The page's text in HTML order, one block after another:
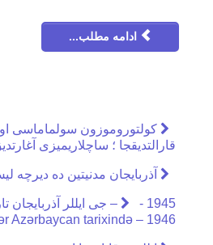
ادامه مطلب...
کولتوروموزون سولماماسی
قارالتدیقجا ؛ ساچلاریمیزی
آذربایجان مدنیتین ده دیرچه
1946 – cı illər Azərbaycan tarixində...